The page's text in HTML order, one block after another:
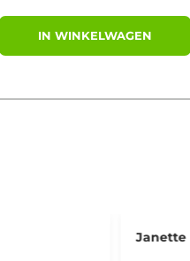
IN WINKELWAGEN
Janette